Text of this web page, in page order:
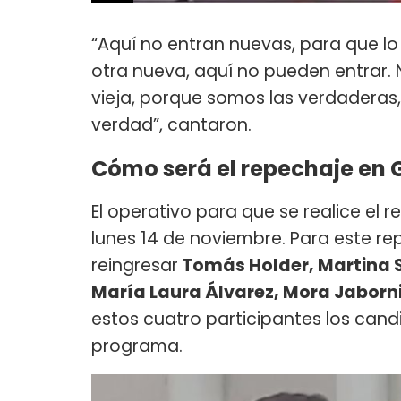
“Aquí no entran nuevas, para que
otra nueva, aquí no pueden entrar.
vieja, porque somos las
verdad”, cantaron.
Cómo será el repechaje en
El operativo para que se realice el
lunes 14 de noviembre. Para este
reingresar Tomás Holder, Martina
María Laura Álvarez, Mora
estos cuatro participantes los
programa.